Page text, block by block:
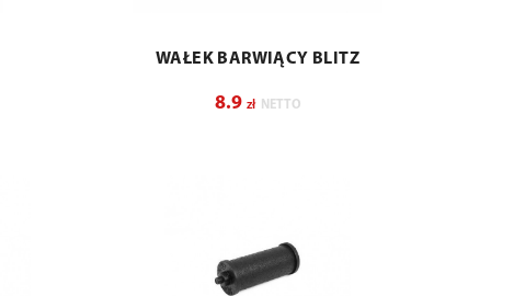
WAŁEK BARWIĄCY BLITZ
8.9 zł NETTO